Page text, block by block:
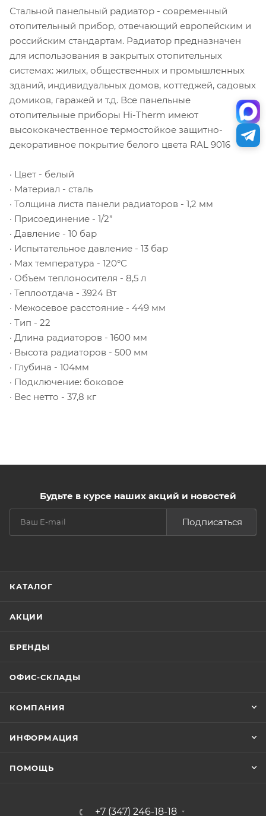
Стальной панельный радиатор - современный
отопительный прибор, отвечающий европейским и
российским стандартам. Радиатор предназначен
для использования в закрытых отопительных
системах: жилых, общественных и промышленных
зданий, индивидуальных домов, коттеджей, садовых
домиков, гаражей и т.д. Все панельные
отопительные приборы Hi-Therm имеют
высококачественное термостойкое защитно-
декоративное покрытие белого цвета RAL 9016
· Цвет - белый
· Материал - сталь
· Толщина листа панели радиаторов - 1,2 мм
· Присоединение - 1/2”
· Давление - 10 бар
· Испытательное давление - 13 бар
· Max температура - 120°С
· Объем теплоносителя - 8,5 л
· Теплоотдача - 3924 Вт
· Межосевое расстояние - 449 мм
· Тип - 22
· Длина радиаторов - 1600 мм
· Высота радиаторов - 500 мм
· Глубина - 104мм
· Подключение: боковое
· Вес нетто - 37,8 кг
Будьте в курсе наших акций и новостей
Подписаться
КАТАЛОГ
АКЦИИ
БРЕНДЫ
ОФИС-СКЛАДЫ
КОМПАНИЯ
ИНФОРМАЦИЯ
ПОМОЩЬ
+7 (347) 246-18-18